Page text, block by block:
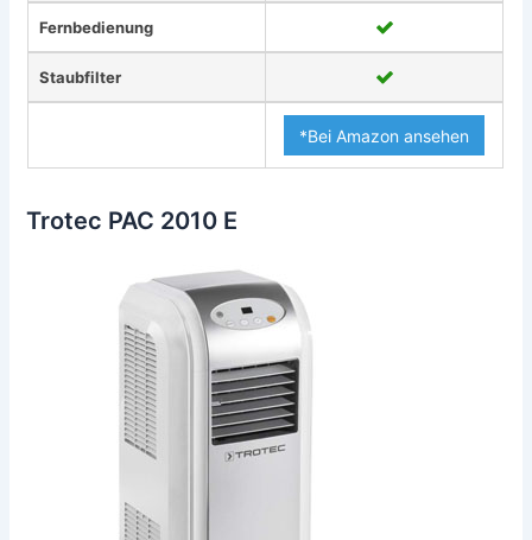
Fernbedienung
Staubfilter
*Bei Amazon ansehen
Trotec PAC 2010 E